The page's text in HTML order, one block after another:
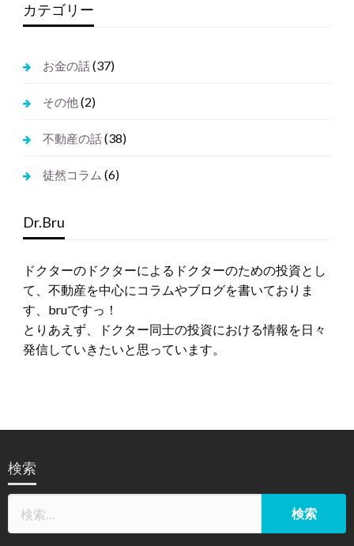
カテゴリー
お金の話(37)
その他(2)
不動産の話(38)
徒然コラム (6)
Dr.Bru
ドクターのドクターによるドクターのための投資とし
て、不動産を中心にコラムやブログを書いておりま
す、bruですっ！
とりあえず、ドクター同士の投資における情報を日々
発信していきたいと思っています。
検索